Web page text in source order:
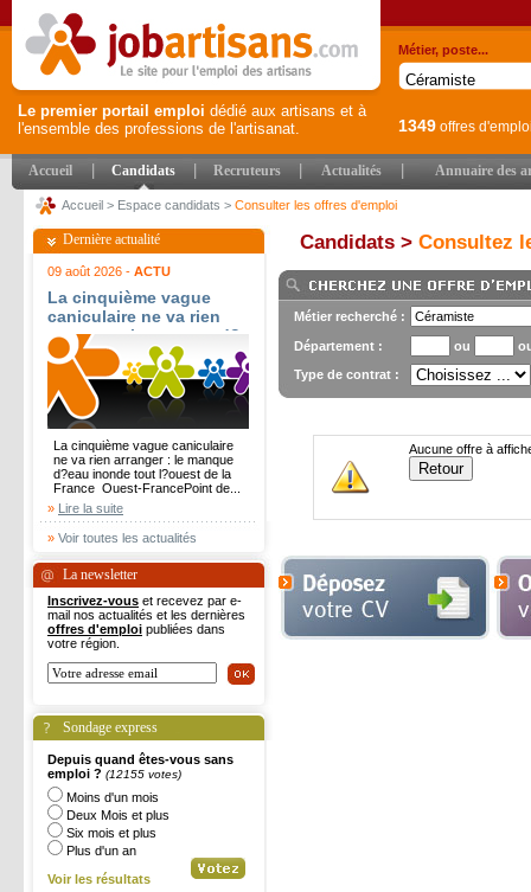
Le premier portail emploi dédié aux artisans et à
l'ensemble des professions de l'artisanat.
Métier, poste...
1349 offres
Accueil Candidats Recruteurs Actualités Annuaire des
Accueil > Espace candidats > Consulter les offres d'emploi
Dernière actualité
09 août 2026 - ACTU
La cinquième vague
caniculaire ne va rien
arranger : le manque d?
eau inonde tout l?ouest
de la France - Ouest-
France
La cinquième vague caniculaire
ne va rien arranger : le manque
d?eau inonde tout l?ouest de la
France Ouest-FrancePoint de...
» Lire la suite
» Voir toutes les actualités
La newsletter
Inscrivez-vous et recevez par e-
mail nos actualités et les dernières
offres d'emploi publiées dans
votre région.
Sondage express
Depuis quand êtes-vous sans
emploi ? (12155 votes)
Moins d'un mois
Deux Mois et plus
Six mois et plus
Plus d'un an
Voir les résultats
Candidats > Consultez
Métier recherché :
Département : ou
Type de contrat :
Aucune offre à